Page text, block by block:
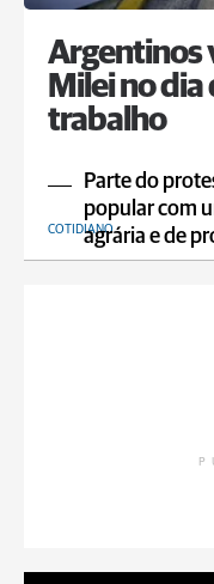
Argentinos
Milei no
trabalho
Parte do
popular com
agrária e de
COTIDIANO